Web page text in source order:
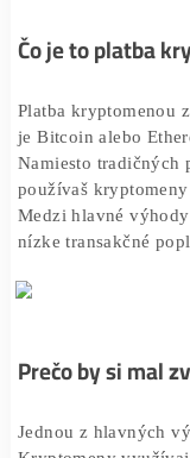
tovary a služby.
Čo je to platba
Platba
je Bitcoin alebo
Namiesto
používaš